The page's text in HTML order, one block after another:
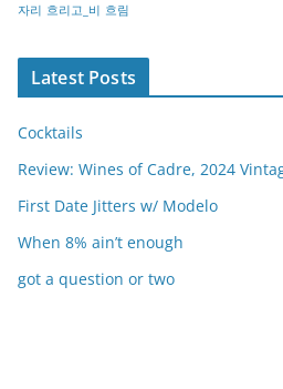
자리 흐리고_비 흐림
Latest Posts
Cocktails
Review: Wines of Cadre, 2024
First Date Jitters w/ Modelo
When 8% ain’t enough
got a question or two